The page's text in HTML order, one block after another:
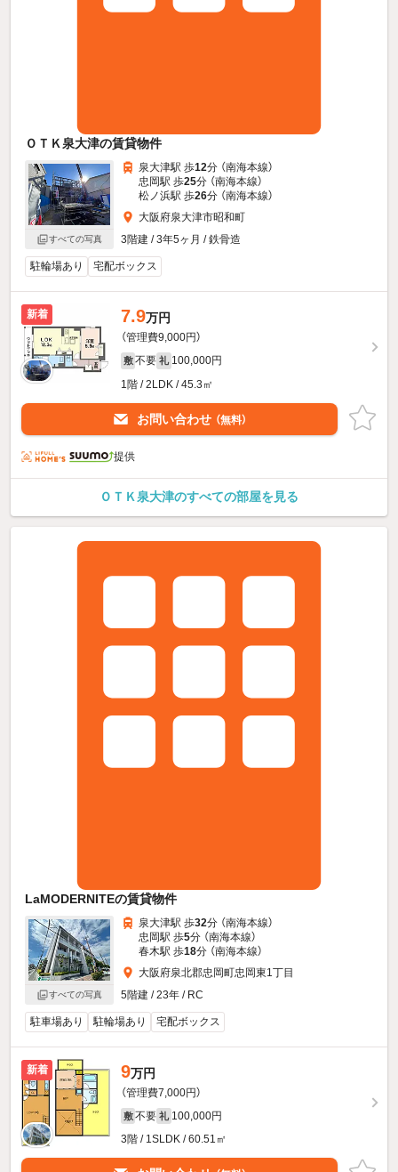
ＯＴＫ泉大津の賃貸物件
すべての写真
泉大津駅 歩12分 （南海本線）
忠岡駅 歩25分 （南海本線）
松ノ浜駅 歩26分 （南海本線）
大阪府泉大津市昭和町
3階建 / 3年5ヶ月 / 鉄骨造
駐輪場あり 宅配ボックス
新着 7.9万円
（管理費9,000円）
敷 不要 礼 100,000円
1階 / 2LDK / 45.3㎡
お問い合わせ （無料）
提供
ＯＴＫ泉大津のすべての部屋を見る
LaMODERNITEの賃貸物件
すべての写真
泉大津駅 歩32分 （南海本線）
忠岡駅 歩5分 （南海本線）
春木駅 歩18分 （南海本線）
大阪府泉北郡忠岡町忠岡東1丁目
5階建 / 23年 / RC
駐車場あり 駐輪場あり 宅配ボックス
新着 9万円
（管理費7,000円）
敷 不要 礼 100,000円
3階 / 1SLDK / 60.51㎡